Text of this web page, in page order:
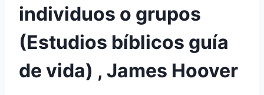
individuos o grupos
(Estudios bíblicos guía
de vida) , James Hoover